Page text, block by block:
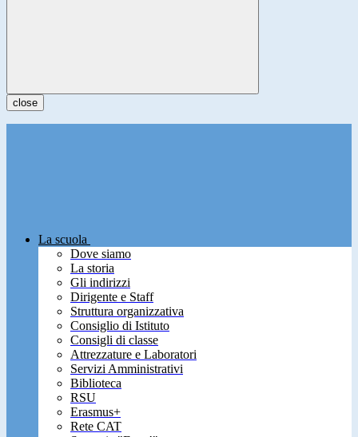
close
La scuola
Dove siamo
La storia
Gli indirizzi
Dirigente e Staff
Struttura organizzativa
Consiglio di Istituto
Consigli di classe
Attrezzature e Laboratori
Servizi Amministrativi
Biblioteca
RSU
Erasmus+
Rete CAT